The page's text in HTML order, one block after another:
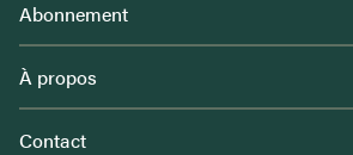
Abonnement
À propos
Contact